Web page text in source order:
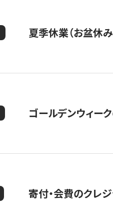
夏季休業（お盆休
ゴールデンウィー
寄付・会費のクレ